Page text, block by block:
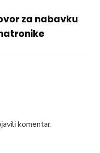
za nabavku
komentar.